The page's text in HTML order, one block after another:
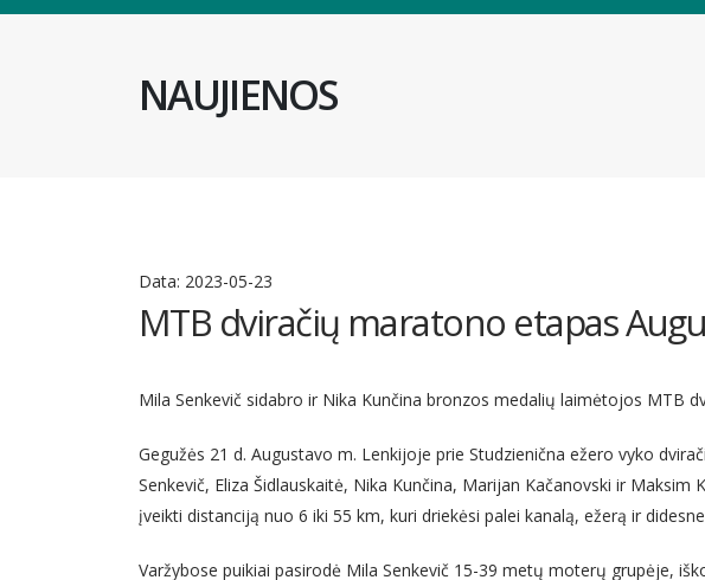
NAUJIENOS
Data: 2023-05-23
MTB dviračių maratono etapas
Mila Senkevič sidabro ir Nika Kunčina bronzos medalių laimėtojos MTB
Gegužės 21 d. Augustavo m. Lenkijoje prie Studzienična ežero vyko
Senkevič, Eliza Šidlauskaitė, Nika Kunčina, Marijan Kačanovski ir
įveikti distanciją nuo 6 iki 55 km, kuri driekėsi palei kanalą, ežerą ir
Varžybose puikiai pasirodė Mila Senkevič 15-39 metų moterų grupėje,